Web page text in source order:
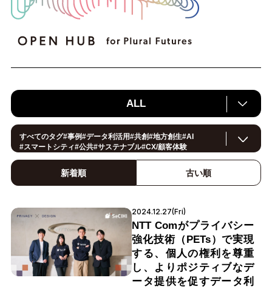
ALL
すべてのタグ#事例#データ利活用#共創#地方創生#AI
#スマートシティ#公共#サステナブル#CX/顧客体験
イノベーション#IoT
スマートファクトリー
スマートライフ
デジタルツイン
新着順 古い順
2024.12.27(Fri)
NTT Comがプライバシー
強化技術（PETs）で実現
する、個人の権利を尊重
し、よりポジティブなデ
ータ提供を促すデータ利